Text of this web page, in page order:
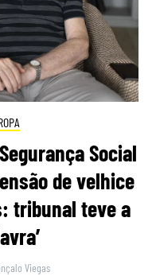
Social
de velhice
tribunal teve a
Viegas